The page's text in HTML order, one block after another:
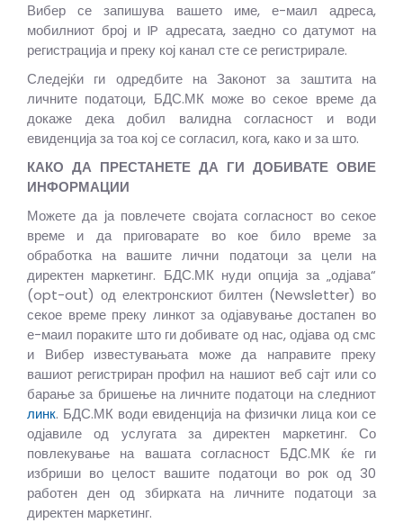
Вибер се запишува вашето име, е-маил адреса,
мобилниот број и IP адресата, заедно со датумот на
регистрација и преку кој канал сте се регистрирале.
Следејќи ги одредбите на Законот за заштита на
личните податоци, БДС.МК може во секое време да
докаже дека добил валидна согласност и води
евиденција за тоа кој се согласил, кога, како и за што.
КАКО ДА ПРЕСТАНЕТЕ ДА ГИ ДОБИВАТЕ ОВИЕ
ИНФОРМАЦИИ
Можете да ја повлечете својата согласност во секое
време и да приговарате во кое било време за
обработка на вашите лични податоци за цели на
директен маркетинг. БДС.МК нуди опција за „одјава“
(opt-out) од електронскиот билтен (Newsletter) во
секое време преку линкот за одјавување достапен во
е-маил пораките што ги добивате од нас, одјава од смс
и Вибер известувањата може да направите преку
вашиот регистриран профил на нашиот веб сајт или со
барање за бришење на личните податоци на следниот
линк. БДС.МК води евиденција на физички лица кои се
одјавиле од услугата за директен маркетинг. Со
повлекување на вашата согласност БДС.МК ќе ги
избриши во целост вашите податоци во рок од 30
работен ден од збирката на личните податоци за
директен маркетинг.